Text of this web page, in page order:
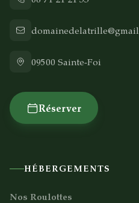
09500 Sainte-Foi
Réserver
HÉBERGEMENTS
Nos Roulottes